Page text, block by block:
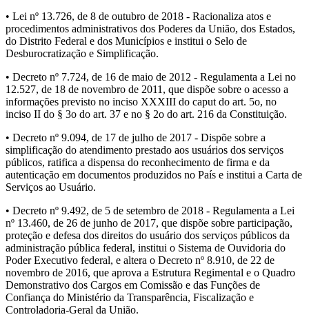
• Lei nº 13.726, de 8 de outubro de 2018 - Racionaliza atos e
procedimentos administrativos dos Poderes da União, dos Estados,
do Distrito Federal e dos Municípios e institui o Selo de
Desburocratização e Simplificação.
• Decreto nº 7.724, de 16 de maio de 2012 - Regulamenta a Lei no
12.527, de 18 de novembro de 2011, que dispõe sobre o acesso a
informações previsto no inciso XXXIII do caput do art. 5o, no
inciso II do § 3o do art. 37 e no § 2o do art. 216 da Constituição.
• Decreto nº 9.094, de 17 de julho de 2017 - Dispõe sobre a
simplificação do atendimento prestado aos usuários dos serviços
públicos, ratifica a dispensa do reconhecimento de firma e da
autenticação em documentos produzidos no País e institui a Carta de
Serviços ao Usuário.
• Decreto nº 9.492, de 5 de setembro de 2018 - Regulamenta a Lei
nº 13.460, de 26 de junho de 2017, que dispõe sobre participação,
proteção e defesa dos direitos do usuário dos serviços públicos da
administração pública federal, institui o Sistema de Ouvidoria do
Poder Executivo federal, e altera o Decreto nº 8.910, de 22 de
novembro de 2016, que aprova a Estrutura Regimental e o Quadro
Demonstrativo dos Cargos em Comissão e das Funções de
Confiança do Ministério da Transparência, Fiscalização e
Controladoria-Geral da União.